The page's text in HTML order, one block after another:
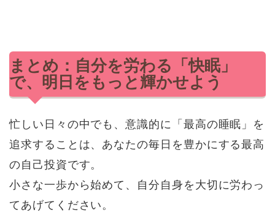
まとめ：自分を労わる「快眠」
で、明日をもっと輝かせよう
忙しい日々の中でも、意識的に「最高の睡眠」を
追求することは、あなたの毎日を豊かにする最高
の自己投資です。
小さな一歩から始めて、自分自身を大切に労わっ
てあげてください。